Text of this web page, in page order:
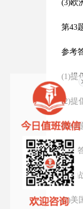
(3)欧
第43
参考
(1)提
(2)提
第44
参考
(1)内
(2)美